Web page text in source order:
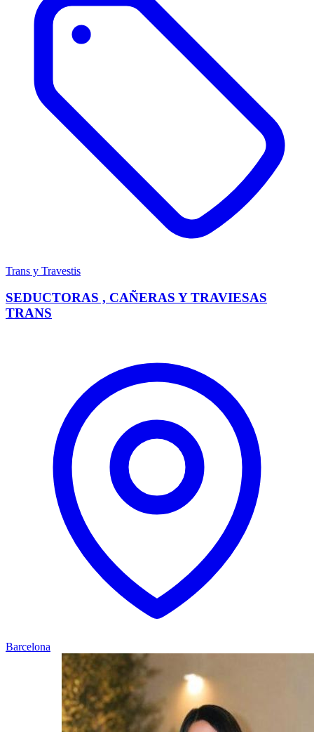
Trans y Travestis
SEDUCTORAS , CAÑERAS Y TRAVIESAS
TRANS
Barcelona